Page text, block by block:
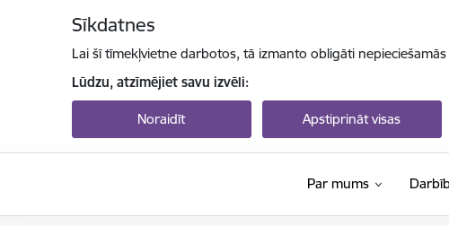
Sīkdatnes
Lai šī tīmekļvietne darbotos, tā izmanto obligāti
Lūdzu, atzīmējiet savu izvēli:
Noraidīt Apstiprināt visas
Par mums